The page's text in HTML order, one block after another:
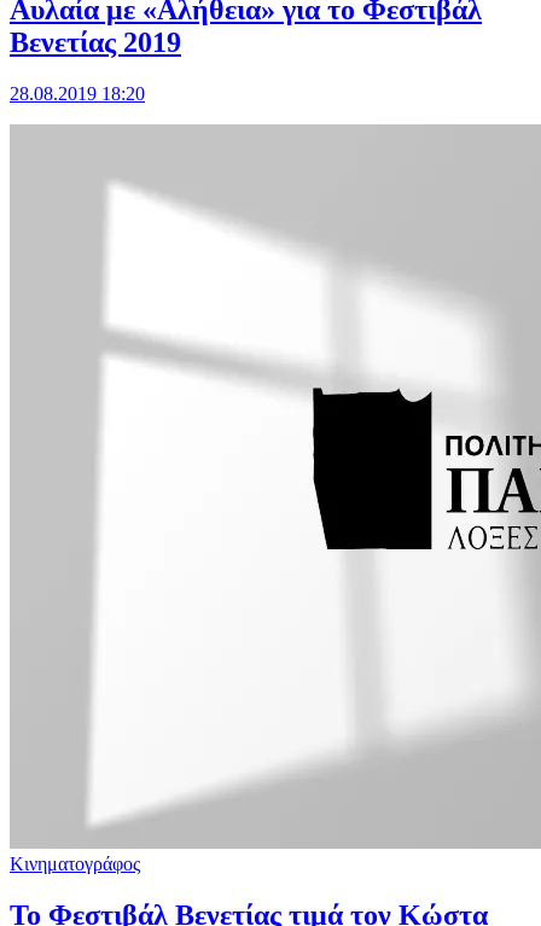
Αυλαία με «Αλήθεια» για το Φεστιβάλ
Βενετίας 2019
28.08.2019 18:20
Κινηματογράφος
Το Φεστιβάλ Βενετίας τιμά τον Κώστα